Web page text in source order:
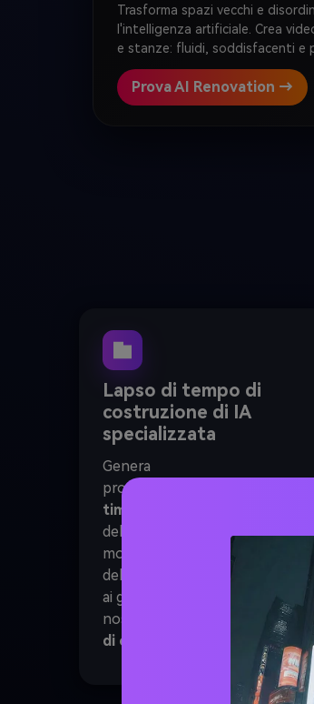
Trasforma spazi vecchi e
l'intelligenza artificiale. Crea
e stanze: fluidi, soddisfacenti e
Prova AI Renovation →
Lapso di tempo di
costruzione di IA
specializzata
Genera
professionale
timelapse AI
del progetto. Perfetto per
monitorare l'avanzamento
della costruzione, dai bunker
ai grattacieli, utilizzando il
nostro
Generatore di video
di costruzione AI